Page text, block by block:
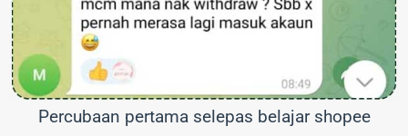
Percubaan pertama selepas belajar shopee